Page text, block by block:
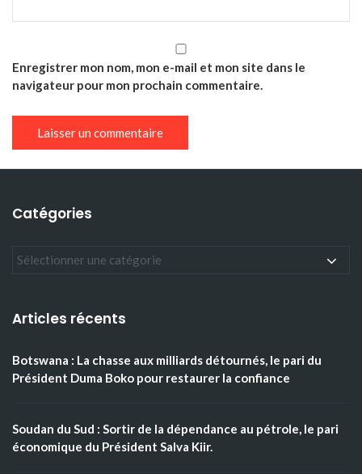
Enregistrer mon nom, mon e-mail et mon site dans le
navigateur pour mon prochain commentaire.
Catégories
Articles récents
Botswana : La chasse aux milliards détournés, le pari du
Président Duma Boko pour restaurer la confiance
Soudan du Sud : Sortir de la dépendance au pétrole, le pari
économique du Président Salva Kiir.